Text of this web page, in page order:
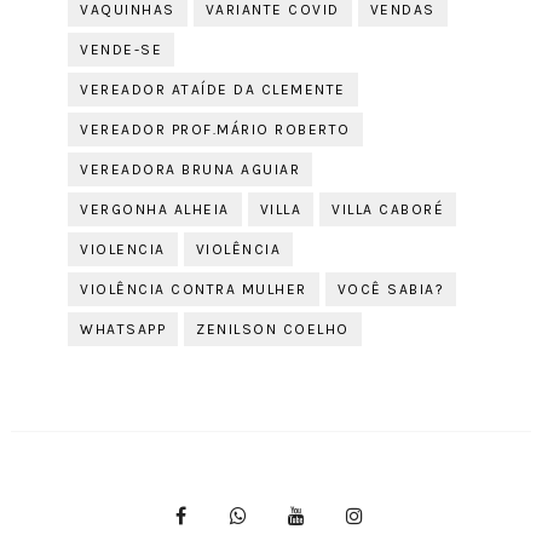
VAQUINHAS VARIANTE COVID VENDAS
VENDE-SE
VEREADOR ATAÍDE DA CLEMENTE
VEREADOR PROF.MÁRIO ROBERTO
VEREADORA BRUNA AGUIAR
VERGONHA ALHEIA VILLA VILLA CABORÉ
VIOLENCIA VIOLÊNCIA
VIOLÊNCIA CONTRA MULHER VOCÊ SABIA?
WHATSAPP ZENILSON COELHO